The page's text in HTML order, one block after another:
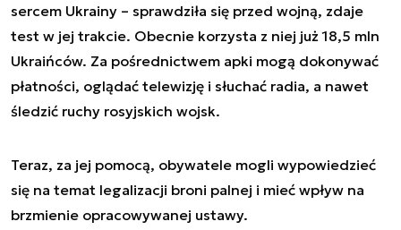
sercem Ukrainy – sprawdziła się przed wojną, zdaje
test w jej trakcie. Obecnie korzysta z niej już 18,5 mln
Ukraińców. Za pośrednictwem apki mogą dokonywać
płatności, oglądać telewizję i słuchać radia, a nawet
śledzić ruchy rosyjskich wojsk.
Teraz, za jej pomocą, obywatele mogli wypowiedzieć
się na temat legalizacji broni palnej i mieć wpływ na
brzmienie opracowywanej ustawy.